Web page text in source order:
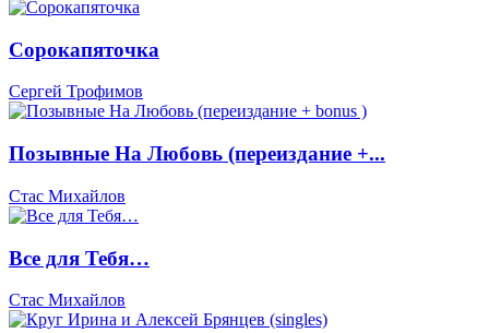
Сорокапяточка
Сергей Трофимов
Позывные На Любовь (переиздание +...
Стас Михайлов
Все для Тебя…
Стас Михайлов